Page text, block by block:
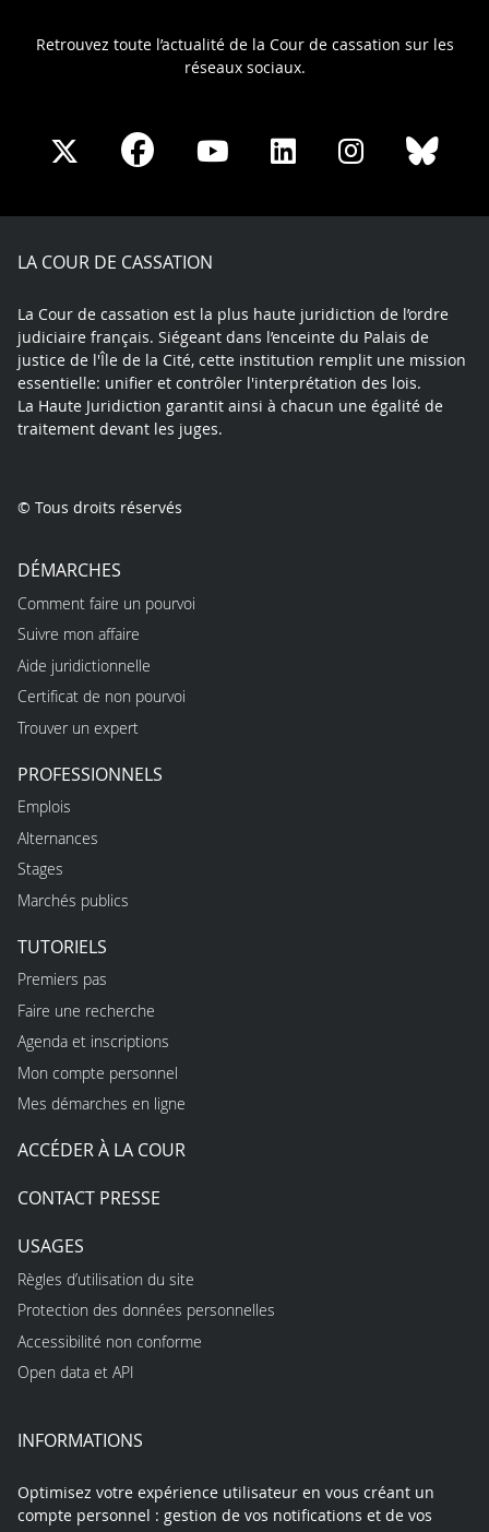
Retrouvez toute l’actualité de la Cour de cassation sur les
réseaux sociaux.
Share
X
Share
Facebook
Share
Youtube
Share
LinkedIn
Share
Instagram
LA COUR DE CASSATION
La Cour de cassation est la plus haute juridiction de l’ordre
judiciaire français. Siégeant dans l’enceinte du Palais de
justice de l'Île de la Cité, cette institution remplit une mission
essentielle: unifier et contrôler l'interprétation des lois.
La Haute Juridiction garantit ainsi à chacun une égalité de
traitement devant les juges.
© Tous droits réservés
DÉMARCHES
Comment faire un pourvoi
Suivre mon affaire
Aide juridictionnelle
Certificat de non pourvoi
Trouver un expert
PROFESSIONNELS
Emplois
Alternances
Stages
Marchés publics
TUTORIELS
Premiers pas
Faire une recherche
Agenda et inscriptions
Mon compte personnel
Mes démarches en ligne
ACCÉDER À LA COUR
CONTACT PRESSE
USAGES
Règles d’utilisation du site
Protection des données personnelles
Accessibilité non conforme
Open data et API
INFORMATIONS
Optimisez votre expérience utilisateur en vous créant un
compte personnel : gestion de vos notifications et de vos